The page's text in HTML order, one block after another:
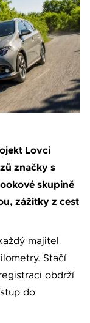
Lovci
značky s
skupině
zážitky z cest
majitel
Stačí
obdrží
do
údajů
za